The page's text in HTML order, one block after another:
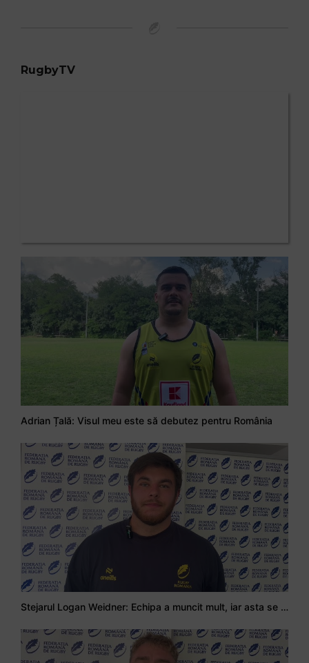
RugbyTV
Adrian Țală: Visul meu este să debutez pentru România
Stejarul Logan Weidner: Echipa a muncit mult, iar asta se va vedea în meciurile de la Nations Cup